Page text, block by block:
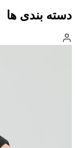
دسته بندی ها